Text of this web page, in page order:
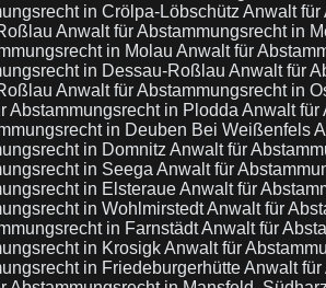
in Crölpa-Löbschütz Anwalt für
Anwalt für Abstammungsrecht in
in Molau Anwalt für
in Dessau-Roßlau Anwalt für
Anwalt für Abstammungsrecht in
Abstammungsrecht in Plodda Anwalt für
in Deuben Bei Weißenfels
in Domnitz Anwalt für
in Seega Anwalt für
in ElsteraueAnwalt für
in WohlmirstedtAnwalt für
in FarnstädtAnwalt für
in KrosigkAnwalt für
in FriedeburgerhütteAnwalt für